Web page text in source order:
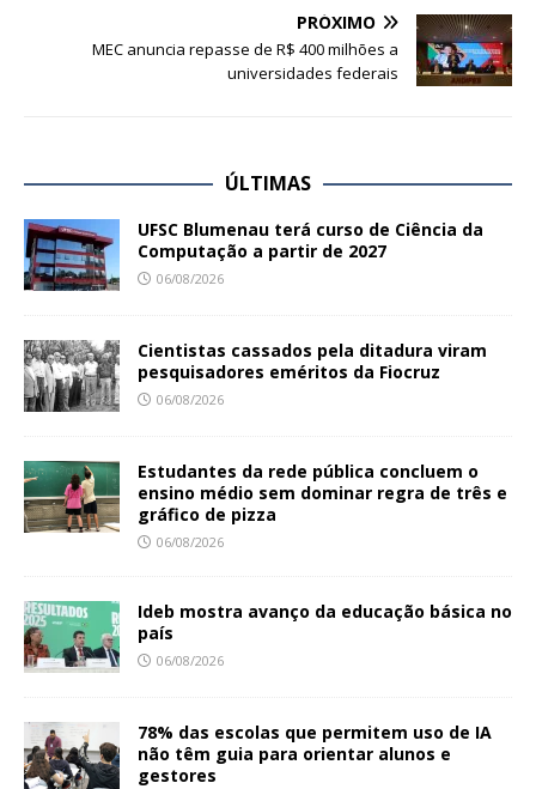
PRÓXIMO
MEC anuncia repasse de R$ 400 milhões a
universidades federais
ÚLTIMAS
UFSC Blumenau terá curso de Ciência da
Computação a partir de 2027
06/08/2026
Cientistas cassados pela ditadura viram
pesquisadores eméritos da Fiocruz
06/08/2026
Estudantes da rede pública concluem o
ensino médio sem dominar regra de três e
gráfico de pizza
06/08/2026
Ideb mostra avanço da educação básica no
país
06/08/2026
78% das escolas que permitem uso de IA
não têm guia para orientar alunos e
gestores